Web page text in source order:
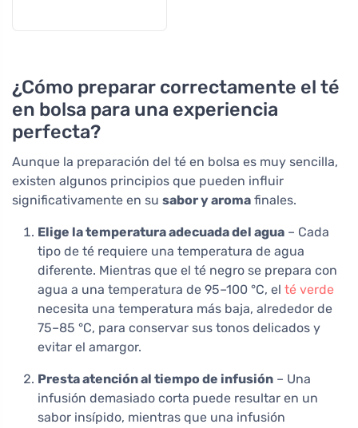
¿Cómo preparar correctamente el té
en bolsa para una experiencia
perfecta?
Aunque la preparación del té en bolsa es muy sencilla,
existen algunos principios que pueden influir
significativamente en su sabor y aroma finales.
Elige la temperatura adecuada del agua – Cada
tipo de té requiere una temperatura de agua
diferente. Mientras que el té negro se prepara con
agua a una temperatura de 95–100 °C, el té verde
necesita una temperatura más baja, alrededor de
75–85 °C, para conservar sus tonos delicados y
evitar el amargor.
Presta atención al tiempo de infusión – Una
infusión demasiado corta puede resultar en un
sabor insípido, mientras que una infusión